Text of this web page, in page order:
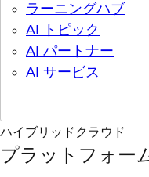
ラーニングハブ
AI トピック
AI パートナー
AI サービス
ハイブリッドクラウド
プラットフォー